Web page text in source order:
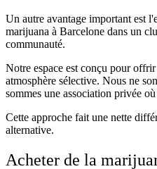
Un autre avantage important est
marijuana à Barcelone dans un
communauté.
Notre espace est conçu pour
atmosphère sélective. Nous ne
sommes une association privée
Cette approche fait une nette
alternative.
Acheter de la